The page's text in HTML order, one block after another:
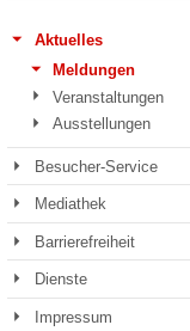
Aktuelles
Meldungen
Veranstaltungen
Ausstellungen
Besucher-Service
Mediathek
Barrierefreiheit
Dienste
Impressum